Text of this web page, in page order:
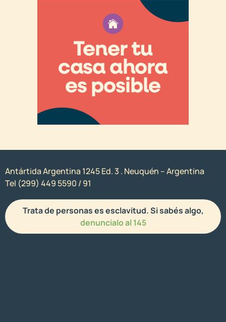
Antártida Argentina 1245 Ed. 3 . Neuquén – Argentina
Tel (299) 449 5590 / 91
Trata de personas es esclavitud. Si sabés algo,
denuncialo al 145